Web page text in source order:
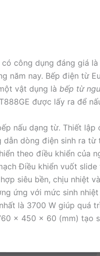
có công dụng đáng giá
năm nay. Bếp điện từ
vật dụng là bếp từ
được lấy ra để
nấu dạng từ. Thiết
dòng điện sinh ra
theo điều khiển của
Điều khiển vuốt
siêu bền, chịu nhiệt
ứng với mức sinh
là 3700 W giúp quá
x 450 x 60 (mm) tạo